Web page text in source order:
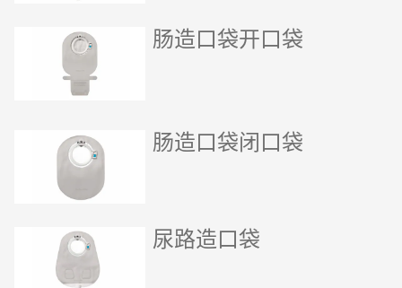
肠造口袋开口袋
肠造口袋闭口袋
尿路造口袋